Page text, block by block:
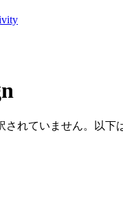
れていません。以下